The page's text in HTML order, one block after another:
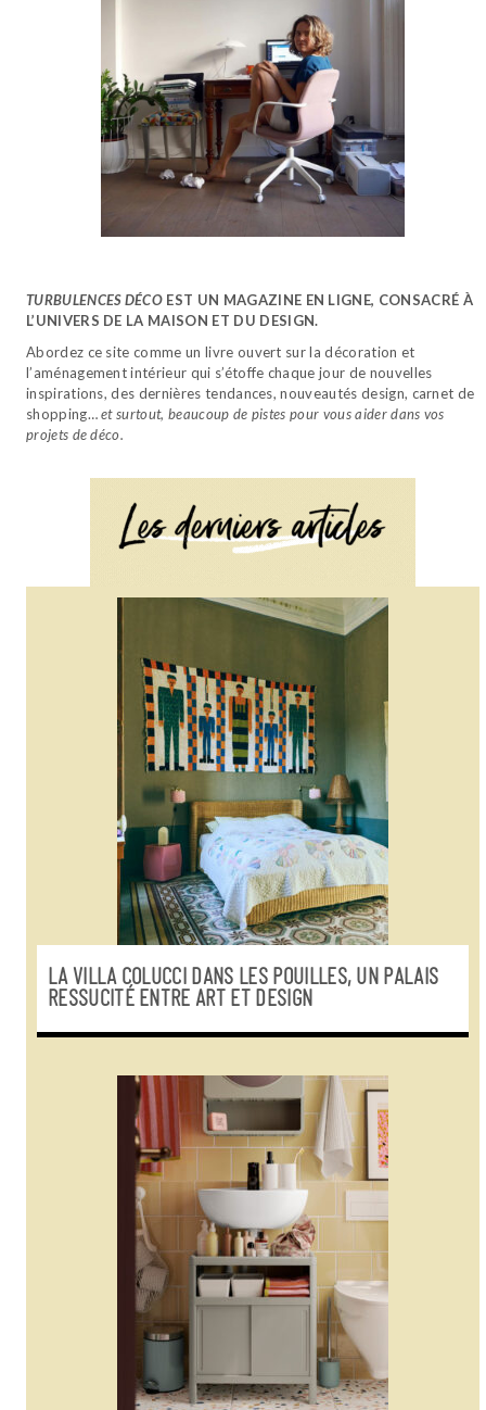
TURBULENCES DÉCO EST UN MAGAZINE EN LIGNE, CONSACRÉ À
L’UNIVERS DE LA MAISON ET DU DESIGN.
Abordez ce site comme un livre ouvert sur la décoration et
l’aménagement intérieur qui s’étoffe chaque jour de nouvelles
inspirations, des dernières tendances, nouveautés design, carnet de
shopping…et surtout, beaucoup de pistes pour vous aider dans vos
projets de déco.
LA VILLA COLUCCI DANS LES POUILLES, UN PALAIS
RESSUCITÉ ENTRE ART ET DESIGN